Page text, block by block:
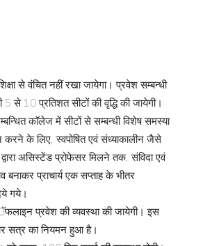
से वंचित नहीं रखा जायेगा। प्रवेश सम्बन्धी
से 10 प्रतिशत सीटों की वृद्धि की जायेगी।
काॅलेज में सीटों से सम्बन्धी विशेष समस्या
के लिए, स्वपोषित एवं संध्याकालीन जैसे
असिस्टेंड प्रोफेसर मिलने तक, संविदा एवं
प्राचार्य एक सप्ताह के भीतर
गये।
प्रवेश की व्यवस्था की जायेगी। इस
सत्र का नियमन हुआ है।